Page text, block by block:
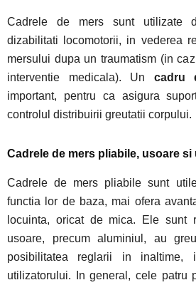
Cadrele de mers sunt utilizate
dizabilitati locomotorii, in vederea
mersului dupa un traumatism (in
interventie medicala). Un cadru
important, pentru ca asigura
controlul distribuirii greutatii corpului.
Cadrele de mers pliabile, usoare si
Cadrele de mers pliabile sunt
functia lor de baza, mai ofera
locuinta, oricat de mica. Ele sunt
usoare, precum aluminiul, au
posibilitatea reglarii in inaltime,
utilizatorului. In general, cele patru